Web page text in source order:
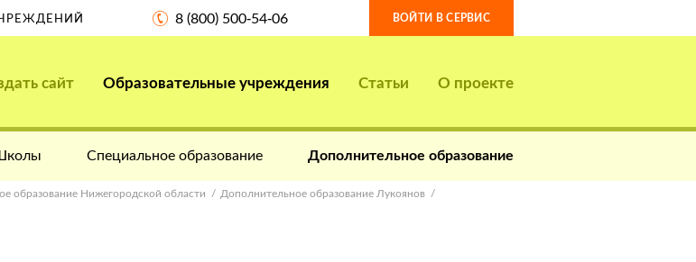
8 (800) 500-54-06 ВОЙТИ В СЕРВИС
сайт Образовательные учреждения Статьи О проекте
Специальное образование Дополнительное образование
образование Нижегородской области Дополнительное образование Лукоянов